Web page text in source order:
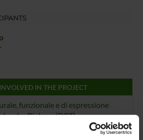
IN THE PROJECT
funzionale e di espressione
Biology (DBT)
Molecolare